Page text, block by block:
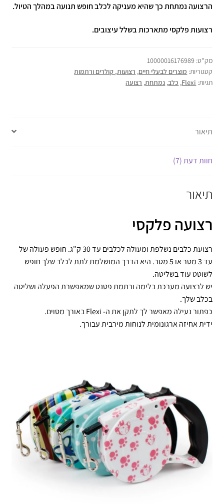
הרצועה נמתחת כך שהיא מעניקה לכלב חופש תנועה במהלך הטיול.
רצועות פלקסי מתארכות בשלל עיצובים.
מק"ט: 10000016176989
קטגוריות: מוצרים לבעלי חיים, רצועות, קולרים ורתמות
תגיות: Flexi
, כלב, נמתחת, רצועה
תיאור
חוות דעת (7)
תיאור
רצועה פלקסי
רצועת כלבים נשלפת ומעולה לכלבים עד 30 ק"ג. חופש פעולה של
עד 3 מטר או 5 מטר. היא הדרך המושלמת לתת לכלב שלך חופש
לשוטט עוד בשליטה.
יש לרצועה מערכת בלימה ורתמת פטנט שמאפשרת הפעלה ושליטה
בכלב שלך.
כפתור נעילה מאפשר לך לתקן את ה- Flexi באורך מסוים.
ידית אחיזה ארגונומית לנוחות מירבית עבורך.